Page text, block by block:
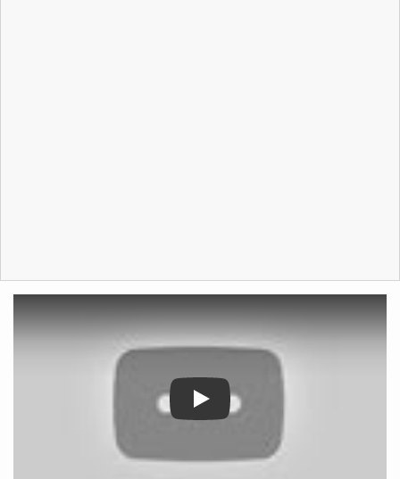
tvonenews